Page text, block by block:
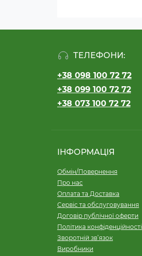
ТЕЛЕФОНИ:
+38 098 100 72 72
+38 099 100 72 72
+38 073 100 72 72
ІНФОРМАЦІЯ
Обмін/Повернення
Про нас
Оплата та Доставка
Сервіс та обслуговування
Договір публічної оферти
Політика конфіденційності
Зворотній зв’язок
Виробники